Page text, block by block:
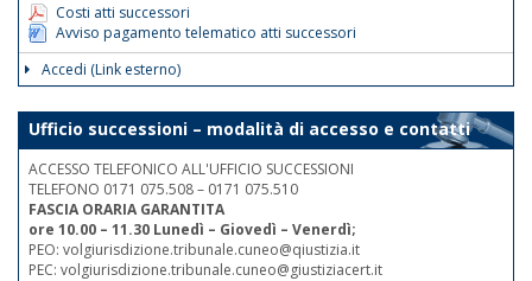
Costi atti successori
Avviso pagamento telematico atti successori
Accedi (Link esterno)
Ufficio successioni – modalità di accesso e contatti
ACCESSO TELEFONICO ALL'UFFICIO SUCCESSIONI
TELEFONO 0171 075.508 – 0171 075.510
FASCIA ORARIA GARANTITA
ore 10.00 – 11.30 Lunedì – Giovedì – Venerdì;
PEO: volgiurisdizione.tribunale.cuneo@qiustizia.it
PEC: volgiurisdizione.tribunale.cuneo@giustiziacert.it